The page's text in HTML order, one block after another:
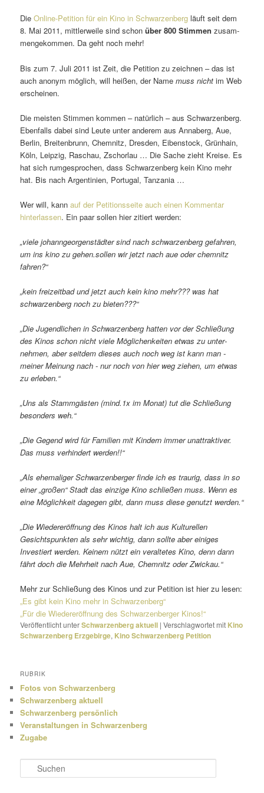
DieOnline-Petition für ein Kino in Schwarzenberg läuft seit dem
8. Mai 2011, mitt­ler­weile sind schonüber 800 Stimmen zusam­
men­ge­kommen. Da geht noch mehr!
Bis zum 7. Juli 2011 ist Zeit, die Petition zu zeichnen – das ist
auch anonym möglich, will heißen, der Namemuss nicht im Web
erscheinen.
Die meisten Stimmen kommen – natür­lich – aus Schwarzenberg.
Ebenfalls dabei sind Leute unter anderem aus Annaberg, Aue,
Berlin, Breitenbrunn, Chemnitz, Dresden, Eibenstock, Grünhain,
Köln, Leipzig, Raschau, Zschorlau … Die Sache zieht Kreise. Es
hat sich rumge­spro­chen, dass Schwarzenberg kein Kino mehr
hat. Bis nach Argentinien, Portugal, Tanzania …
Wer will, kannauf der Petitionsseite auch einen Kommentar
hinter­lassen. Ein paar sollen hier zitiert werden:
„viele johann­ge­or­gen­städter sind nach schwar­zen­berg gefahren,
um ins kino zu gehen.sollen wir jetzt nach aue oder chem­nitz
fahren?“
„kein frei­zeitbad und jetzt auch kein kino mehr??? was hat
schwar­zen­berg noch zu bieten???“
„Die Jugendlichen in Schwarzenberg hatten vor der Schließung
des Kinos schon nicht viele Möglichenkeiten etwas zu unter­
nehmen, aber seitdem dieses auch noch weg ist kann man -
meiner Meinung nach - nur noch von hier weg ziehen, um etwas
zu erleben.“
„Uns als Stammgästen (mind.1x im Monat) tut die Schließung
beson­ders weh.“
„Die Gegend wird für Familien mit Kindern immer unat­trak­tiver.
Das muss verhin­dert werden!!“
„Als ehema­liger Schwarzenberger finde ich es traurig, dass in so
einer „großen“ Stadt das einzige Kino schließen muss. Wenn es
eine Möglichkeit dagegen gibt, dann muss diese genutzt werden.“
„Die Wiedereröffnung des Kinos halt ich aus Kulturellen
Gesichtspunkten als sehr wichtig, dann sollte aber einiges
Investiert werden. Keinem nützt ein veral­tetes Kino, denn dann
fährt doch die Mehrheit nach Aue, Chemnitz oder Zwickau.“
Mehr zur Schließung des Kinos und zur Petition ist hier zu lesen:
„Es gibt kein Kino mehr in Schwarzenberg“
„Für die Wiedereröffnung des Schwarzenberger Kinos!“
Veröffentlicht unterSchwarzenberg aktuell |Verschlagwortet mit Kino
Schwarzenberg Erzgebirge, Kino Schwarzenberg Petition
RUBRIK
Fotos von Schwarzenberg
Schwarzenberg aktuell
Schwarzenberg persönlich
Veranstaltungen in Schwarzenberg
Zugabe
u